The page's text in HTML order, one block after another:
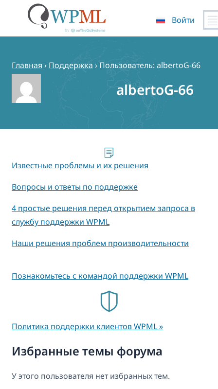
содержимому
Войти
Главная › Поддержка › Пользователь: albertoG-66
albertoG-66
Избранные темы форума
У этого пользователя нет избранных тем.
Известные проблемы и их решения
Вопросы и ответы по поддержке
4 простые решения перед открытием запроса в
службу поддержки WPML
Наши решения проблем производительности
Познакомьтесь с командой поддержки WPML
Политика поддержки клиентов WPML »